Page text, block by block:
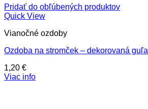
Pridať do obľúbených produktov
Quick View
Vianočné ozdoby
Ozdoba na stromček – dekorovaná guľa
1,20 €
Viac info